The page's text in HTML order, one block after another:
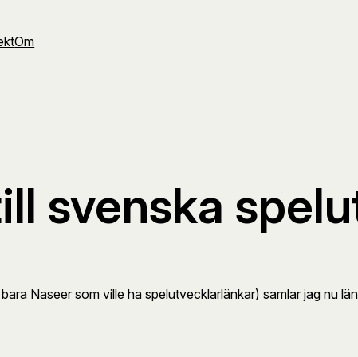
Om
svenska
Naseer som ville ha spelutvecklarlänkar) samlar jag nu